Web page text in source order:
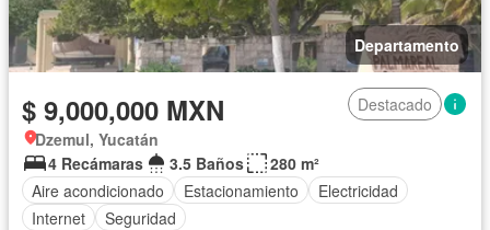
Departamento
$ 9,000,000 MXN
Destacado
Dzemul, Yucatán
4 Recámaras
3.5 Baños
280 m²
Aire acondicionado
Estacionamiento
Electricidad
Internet
Seguridad